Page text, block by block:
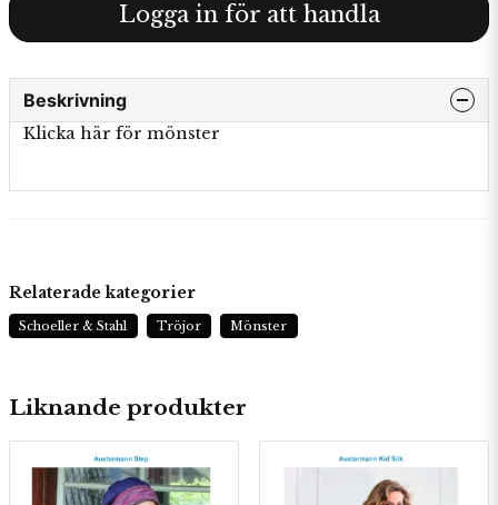
Logga in för att handla
Beskrivning
Klicka här för mönster
Liknande produkter
Relaterade kategorier
Schoeller & Stahl Tröjor Mönster